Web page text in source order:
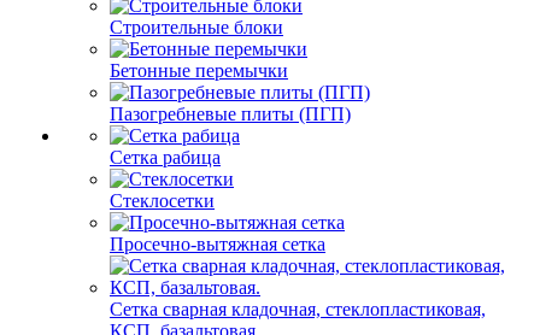
Строительные блоки
Бетонные перемычки
Пазогребневые плиты (ПГП)
Сетка рабица
Стеклосетки
Просечно-вытяжная сетка
Сетка сварная кладочная, стеклопластиковая,
КСП, базальтовая.